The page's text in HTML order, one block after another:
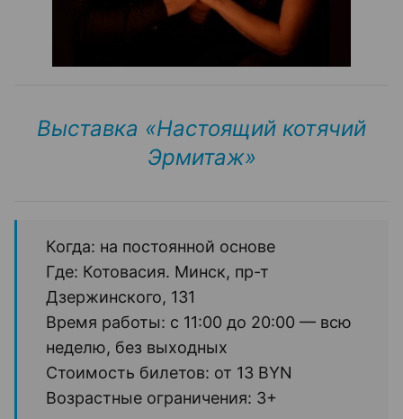
Выставка «Настоящий котячий
Эрмитаж»
Когда: на постоянной основе
Где: Котовасия. Минск, пр-т
Дзержинского, 131
Время работы: с 11:00 до 20:00 — всю
неделю, без выходных
Стоимость билетов: от 13 BYN
Возрастные ограничения: 3+